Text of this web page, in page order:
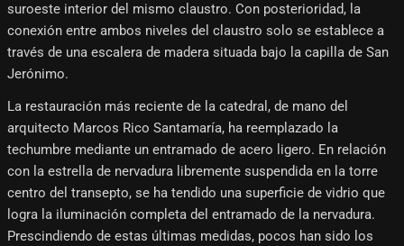
suroeste interior del mismo claustro. Con posterioridad, la
conexión entre ambos niveles del claustro solo se establece a
través de una escalera de madera situada bajo la capilla de San
Jerónimo.
La restauración más reciente de la catedral, de mano del
arquitecto Marcos Rico Santamaría, ha reemplazado la
techumbre mediante un entramado de acero ligero. En relación
con la estrella de nervadura libremente suspendida en la torre
centro del transepto, se ha tendido una superficie de vidrio que
logra la iluminación completa del entramado de la nervadura.
Prescindiendo de estas últimas medidas, pocos han sido los